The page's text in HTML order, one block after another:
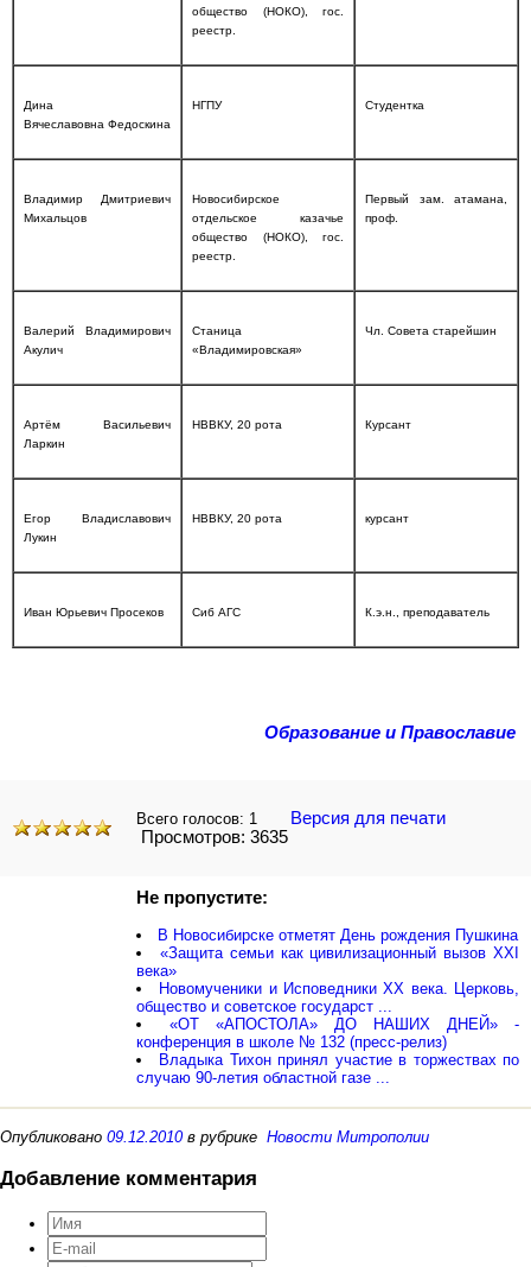
общество (НОКО), гос.
реестр.
Дина
Вячеславовна Федоскина
НГПУ Студентка
Владимир Дмитриевич
Михальцов
Новосибирское
отдельское казачье
общество (НОКО), гос.
реестр.
Первый зам. атамана,
проф.
Валерий Владимирович
Акулич
Станица
«Владимировская»
Чл. Совета старейшин
Артём Васильевич
Ларкин
НВВКУ, 20 рота Курсант
Егор Владиславович
Лукин
НВВКУ, 20 рота курсант
Иван Юрьевич Просеков Сиб АГС К.э.н., преподаватель
Образование и Православие
Всего голосов: 1
Версия для печати
Просмотров: 3635
Не пропустите:
В Новосибирске отметят День рождения Пушкина
«Защита семьи как цивилизационный вызов XXI
века»
Новомученики и Исповедники XX века. Церковь,
общество и советское государст ...
«ОТ «АПОСТОЛА» ДО НАШИХ ДНЕЙ» -
конференция в школе № 132 (пресс-релиз)
Владыка Тихон принял участие в торжествах по
случаю 90-летия областной газе ...
Опубликовано 09.12.2010в рубрике Новости Митрополии
Добавление комментария